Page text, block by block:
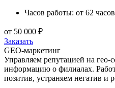
Часов работы: от 62 часов
от 50 000 ₽
Заказать
GEO-маркетинг
Управляем репутацией на гео-
информацию о филиалах.
позитив, устраняем негатив и